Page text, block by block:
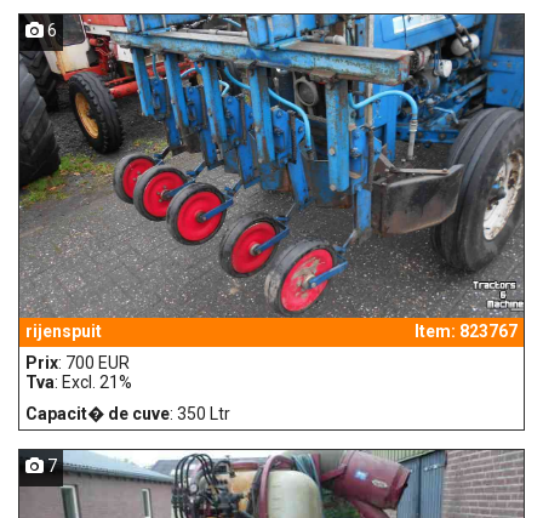
6
rijenspuit
Item: 823767
Prix: 700 EUR
Tva: Excl. 21%
Capacit� de cuve: 350 Ltr
7